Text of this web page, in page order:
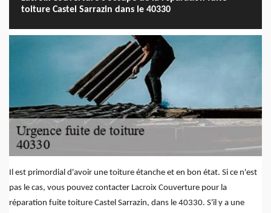
toiture Castel Sarrazin dans le 40330
Il est primordial d'avoir une toiture étanche et en bon état. Si ce n'est
pas le cas, vous pouvez contacter Lacroix Couverture pour la
réparation fuite toiture Castel Sarrazin, dans le 40330. S'il y a une